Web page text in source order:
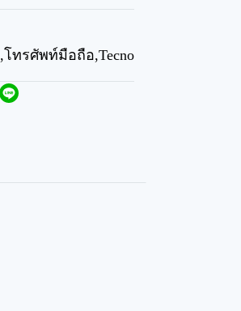
,โทรศัพท์มือถือ,Tecno